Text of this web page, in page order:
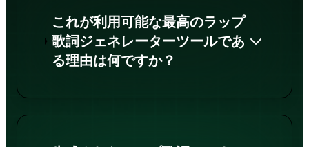
これが利用可能な最高のラップ
歌詞ジェネレーターツールであ
る理由は何ですか？